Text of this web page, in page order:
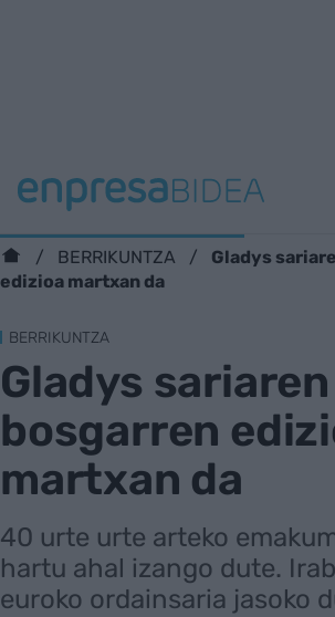
BERRIKUNTZA
Gladys
edizioa martxan da
BERRIKUNTZA
Gladys sariaren
bosgarren
martxan da
40 urte urte arteko
hartu ahal izango dute.
euroko ordainsaria jasoko